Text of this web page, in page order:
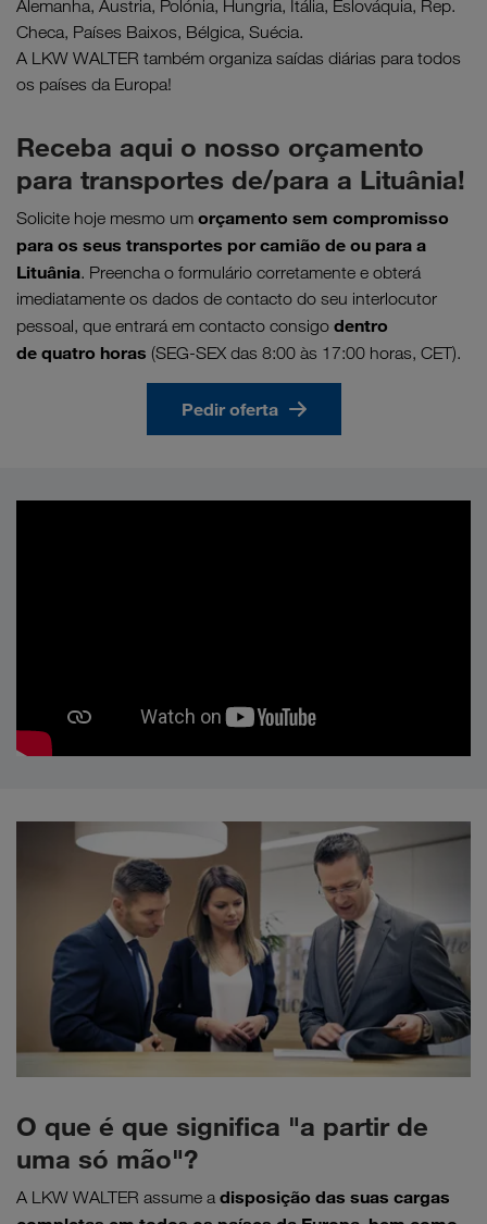
Alemanha, Áustria, Polónia, Hungria, Itália, Eslováquia, Rep.
Checa, Países Baixos, Bélgica, Suécia.
A LKW WALTER também organiza saídas diárias para todos
os países da Europa!
Receba aqui o nosso orçamento
para transportes de/para a Lituânia!
Solicite hoje mesmo um orçamento sem compromisso
para os seus transportes por camião de ou para a
Lituânia. Preencha o formulário corretamente e obterá
imediatamente os dados de contacto do seu interlocutor
pessoal, que entrará em contacto consigo dentro
de quatro horas (SEG-SEX das 8:00 às 17:00 horas, CET).
Pedir oferta
O que é que significa "a partir de
uma só mão"?
A LKW WALTER assume a disposição das suas cargas